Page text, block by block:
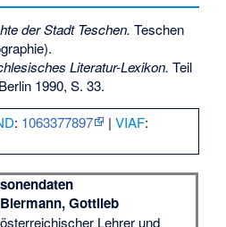
der Stadt Teschen. Teschen
Literatur-Lexikon. Teil
1990, S. 33.
: 1063377897 |VIAF:
Biermann, Gottlieb
österreichischer Lehrer und